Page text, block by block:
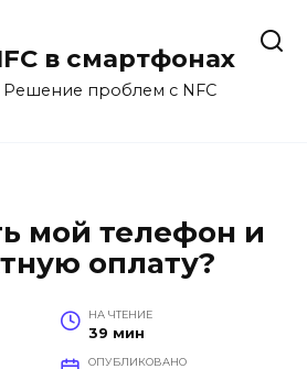
в смартфонах
Решение проблем с NFC
мой телефон и
оплату?
НА ЧТЕНИЕ
39 мин
ОПУБЛИКОВАНО